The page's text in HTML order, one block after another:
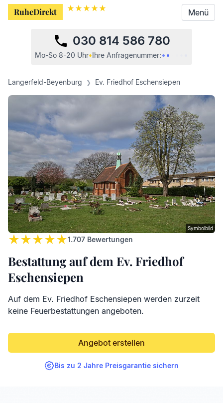
RuheDirekt Menü
030 814 586 780
Mo-So 8-20 Uhr•Ihre Anfragenummer:• •
RuheDirekt Menü
Langerfeld-Beyenburg Ev. Friedhof Eschensiepen
1.707 Bewertungen
Bestattung auf dem Ev. Friedhof
Eschensiepen
Auf dem Ev. Friedhof Eschensiepen werden zurzeit
keine Feuerbestattungen angeboten.
Angebot erstellen
Bis zu 2 Jahre Preisgarantie sichern
Symbolbild